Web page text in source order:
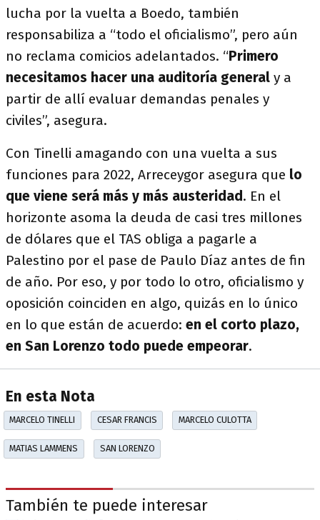
lucha por la vuelta a Boedo, también
responsabiliza a “todo el oficialismo”, pero aún
no reclama comicios adelantados. “Primero
necesitamos hacer una auditoría general y a
partir de allí evaluar demandas penales y
civiles”, asegura.
Con Tinelli amagando con una vuelta a sus
funciones para 2022, Arreceygor asegura que lo
que viene será más y más austeridad. En el
horizonte asoma la deuda de casi tres millones
de dólares que el TAS obliga a pagarle a
Palestino por el pase de Paulo Díaz antes de fin
de año. Por eso, y por todo lo otro, oficialismo y
oposición coinciden en algo, quizás en lo único
en lo que están de acuerdo: en el corto plazo,
en San Lorenzo todo puede empeorar.
En esta Nota
MARCELO TINELLI CESAR FRANCIS MARCELO CULOTTA
MATIAS LAMMENS SAN LORENZO
También te puede interesar